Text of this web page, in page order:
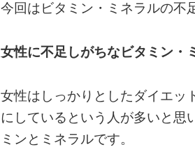
今回はビタミン・ミネラルの不
女性に不足しがちなビタミン・
女性はしっかりとしたダイエッ
にしているという人が多いと思
ミンとミネラルです。